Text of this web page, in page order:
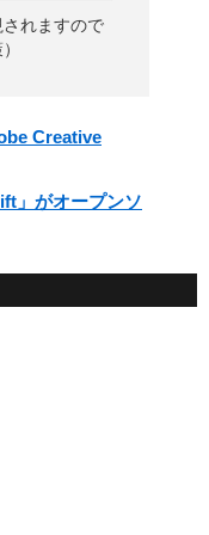
れますので
Creative
」がオープンソ